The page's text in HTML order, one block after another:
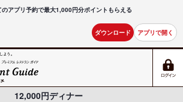
のアプリ予約で最大1,000円分ポイントもらえる
ダウンロード アプリで開く
12,000円ディナー